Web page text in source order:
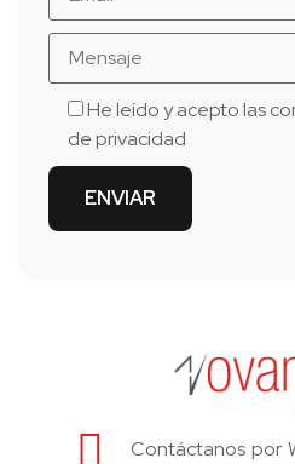
He leído y acepto las
de privacidad
Contáctanos por